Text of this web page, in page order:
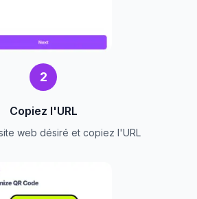
2
Copiez l'URL
web désiré et copiez l'URL